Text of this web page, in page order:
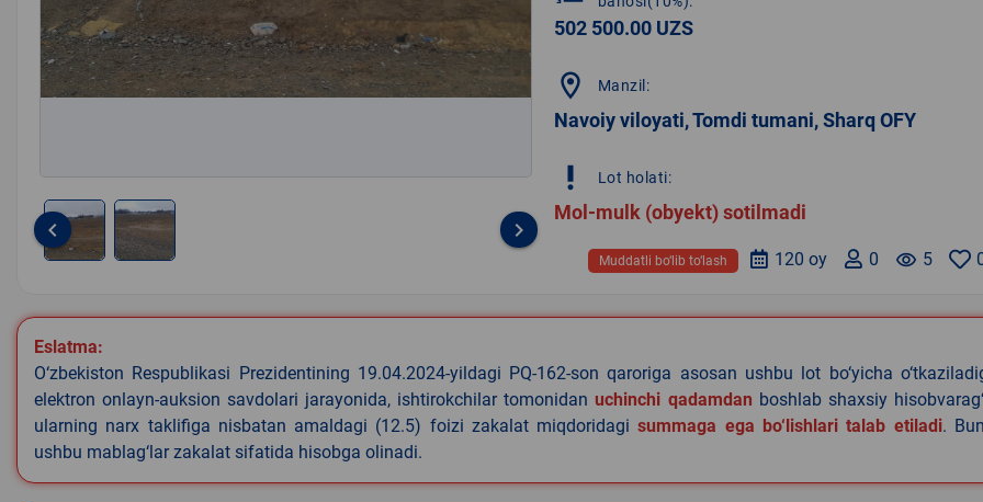
of
2
keyboard_arrow_left keyboard_arrow_right
502 500.00 UZS
location_on Manzil:
Navoiy viloyati, Tomdi tumani, Sharq OFY
priority_high Lot holati:
Mol-mulk (obyekt) sotilmadi
remove_red_eye 5
0
120 oy
Muddatli bo‘lib to‘lash
Eslatma:
O‘zbekiston Respublikasi Prezidentining 19.04.2024-yildagi PQ-162-son qaroriga asosan ushbu lot bo‘yicha
elektron onlayn-auksion savdolari jarayonida, ishtirokchilar tomonidanuchinchi qadamdan boshlab shaxsiy
ularning narx taklifiga nisbatan amaldagi (12.5) foizi zakalat miqdoridagisummaga ega bo‘lishlari talab etiladi.
ushbu mablag‘lar zakalat sifatida hisobga olinadi.